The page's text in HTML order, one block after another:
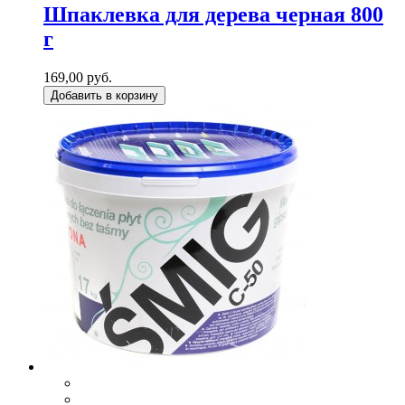
Шпаклевка для дерева черная 800
г
169,00 руб.
Добавить в корзину